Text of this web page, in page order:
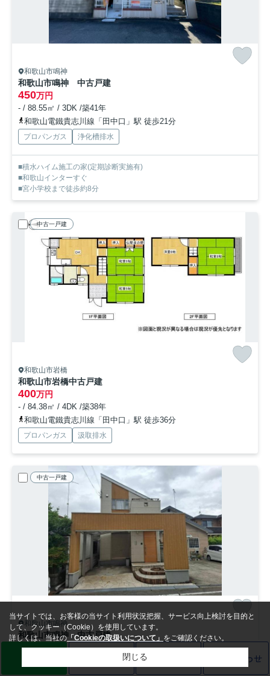
和歌山市鳴神
和歌山市鳴神 中古戸建
450万円
- / 88.55㎡ / 3DK /築41年
和歌山電鐵貴志川線「田中口」駅 徒歩21分
プロパンガス 浄化槽排水
■積水ハイム施工の家(定期診断実施有)
■和歌山インターすぐ
■宮小学校まで徒歩約8分
中古一戸建
和歌山市岩橋
和歌山市岩橋中古戸建
400万円
- / 84.38㎡ / 4DK /築38年
和歌山電鐵貴志川線「田中口」駅 徒歩36分
プロパンガス 汲取排水
中古一戸建
和歌山市鳴神
和歌山市鳴神 中古戸建
1,188万円
和歌山電鐵貴志川線「田中口」駅 徒歩29分
お問い合わせ
当サイトでは、お客様の当サイト利用状況把握、サービス向上検討を目的と
して、クッキー（Cookie）を使用しています。
詳しくは、当社の「Cookieの取扱いについて」 をご確認ください。
閉じる